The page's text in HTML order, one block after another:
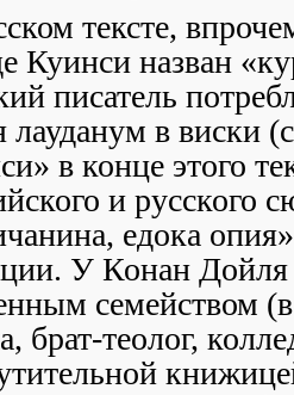
тексте,
Куинси назван
писатель
лауданум в виски
в конце этого
и русского
едока
У Конан
семейством
брат-теолог,